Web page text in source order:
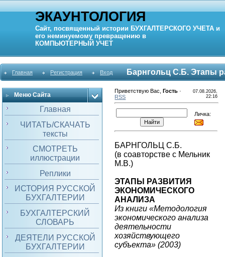
ЭКАУНТОЛОГИЯ
Сайт, посвященный истории БУХГАЛТЕРСКОГО УЧЕТА и
его неминуемому превращению в
КОМПЬЮТЕРНЫЙ УЧЕТ
Главная Регистрация Вход Барнгольц С.Б. Этапы
Меню Сайта
Главная
ЧИТАТЬ/СКАЧАТЬ
тексты
СМОТРЕТЬ
иллюстрации
Реплики
ИСТОРИЯ РУССКОЙ
БУХГАЛТЕРИИ
БУХГАЛТЕРСКИЙ
СЛОВАРЬ
ДЕЯТЕЛИ РУССКОЙ
БУХГАЛТЕРИИ
Приветствую Вас ,Гость ·
RSS
07.08.2026,
22:16
Личка:
БАРНГОЛЬЦ С.Б.
(в соавторстве с Мельник
М.В.)
ЭТАПЫ РАЗВИТИЯ
ЭКОНОМИЧЕСКОГО
АНАЛИЗА
Из книги «Методология
экономического анализа
деятельности
хозяйствующего
субъекта» (2003)